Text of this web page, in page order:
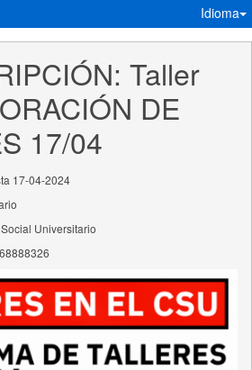
Idioma
Taller
DE
17/04
17-04-2024
Universitario